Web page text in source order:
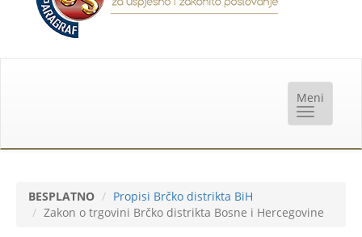
BESPLATNO
Propisi Brčko distrikta BiH
Zakon o trgovini Brčko distrikta Bosne i Hercegovine